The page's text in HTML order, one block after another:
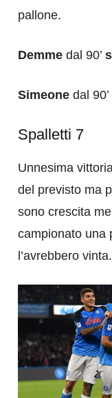
pallone.
Demme dal 90’
Simeone dal 90’
Spalletti 7
Unnesima
del previsto ma
sono crescita
campionato una
l’avrebbero vinta.